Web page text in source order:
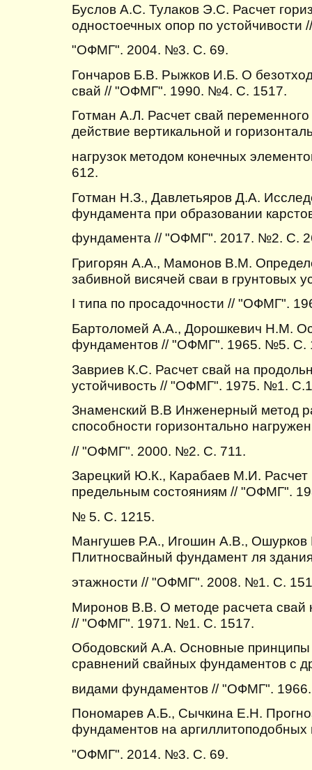
Буслов А.С. Тулаков Э.С. Расчет
одностоечных опор по устойчивости //
"ОФМГ". 2004. №3. С. 69.
Гончаров Б.В. Рыжков И.Б. О
свай // "ОФМГ". 1990. №4. С. 1517.
Готман А.Л. Расчет свай
действие вертикальной и
нагрузок методом конечных
612.
Готман Н.З., Давлетьяров Д.А.
фундамента при образовании
фундамента // "ОФМГ". 2017. №2. С.
Григорян А.А., Мамонов В.М.
забивной висячей сваи в грунтовых
I типа по просадочности // "ОФМГ".
Бартоломей А.А., Дорошкевич Н.М.
фундаментов // "ОФМГ". 1965. №5. С.
Завриев К.С. Расчет свай на
устойчивость // "ОФМГ". 1975. №1.
Знаменский В.В Инженерный метод
способности горизонтально
// "ОФМГ". 2000. №2. С. 711.
Зарецкий Ю.К., Карабаев М.И. Расчет
предельным состояниям // "ОФМГ".
№ 5. С. 1215.
Мангушев Р.А., Игошин А.В.,
Плитносвайный фундамент ля
этажности // "ОФМГ". 2008. №1. С.
Миронов В.В. О методе расчета свай
// "ОФМГ". 1971. №1. С. 1517.
Ободовский А.А. Основные принципы
сравнений свайных фундаментов с
видами фундаментов // "ОФМГ".
Пономарев А.Б., Сычкина Е.Н.
фундаментов на аргиллитоподобных
"ОФМГ". 2014. №3. С. 69.